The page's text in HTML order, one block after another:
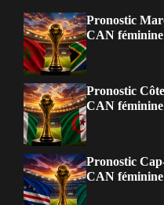
Pronostic
CAN féminine
Pronostic
CAN féminine
Pronostic
CAN féminine